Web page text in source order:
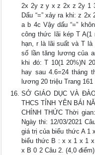
2x 2y z y x z 2x z 2y 1
Dấu “=” xảy ra khi: z
a b 4c Vậy dấu “=”
công thức lãi kép T
hạn, r là lãi suất và T
số lần tăng lương của
khi đó: T 10(1 20%)N
hay sau 4.6=24 tháng
lương 20 triệu Trang 161
SỞ GIÁO DỤC VÀ
THCS TỈNH YÊN BÁI
CHÍNH THỨC Thời
Ngày thi: 12/03/2021
giá trị của biểu thức A 1
biểu thức B : x x 1 x 1
x B 0 2 Câu 2. (4,0